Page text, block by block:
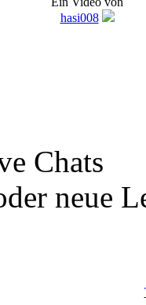
hasi008
Chats
neue